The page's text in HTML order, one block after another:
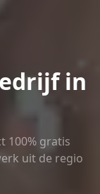
in
100% gratis
uit de regio